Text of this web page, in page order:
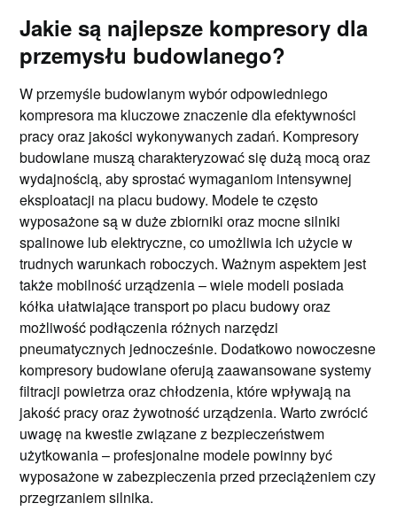
Jakie są najlepsze kompresory dla
przemysłu budowlanego?
W przemyśle budowlanym wybór odpowiedniego
kompresora ma kluczowe znaczenie dla efektywności
pracy oraz jakości wykonywanych zadań. Kompresory
budowlane muszą charakteryzować się dużą mocą oraz
wydajnością, aby sprostać wymaganiom intensywnej
eksploatacji na placu budowy. Modele te często
wyposażone są w duże zbiorniki oraz mocne silniki
spalinowe lub elektryczne, co umożliwia ich użycie w
trudnych warunkach roboczych. Ważnym aspektem jest
także mobilność urządzenia – wiele modeli posiada
kółka ułatwiające transport po placu budowy oraz
możliwość podłączenia różnych narzędzi
pneumatycznych jednocześnie. Dodatkowo nowoczesne
kompresory budowlane oferują zaawansowane systemy
filtracji powietrza oraz chłodzenia, które wpływają na
jakość pracy oraz żywotność urządzenia. Warto zwrócić
uwagę na kwestie związane z bezpieczeństwem
użytkowania – profesjonalne modele powinny być
wyposażone w zabezpieczenia przed przeciążeniem czy
przegrzaniem silnika.